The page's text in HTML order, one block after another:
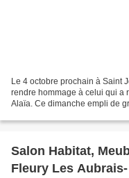
Le 4 octobre prochain à Saint
rendre hommage à celui qui a
Alaïa. Ce dimanche empli de
Salon Habitat,
Fleury Les